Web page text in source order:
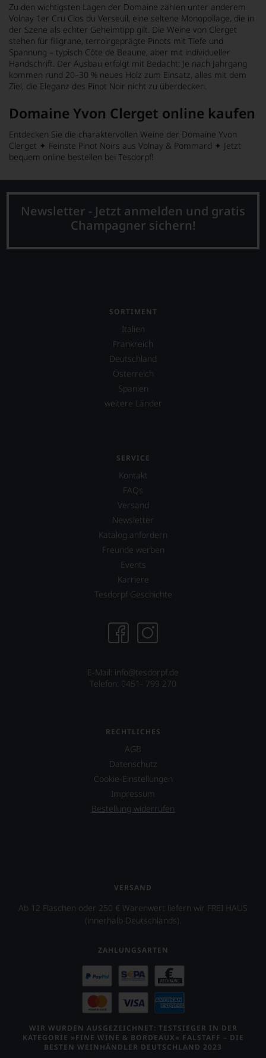
Zu den wichtigsten Lagen der Domaine zählen unter anderem
Volnay 1er Cru Clos du Verseuil , eine seltene Monopollage, die in
der Szene als echter Geheimtipp gilt. Die Weine von Clerget
stehen für filigrane, terroirgeprägte Pinots mit Tiefe und
Spannung – typisch Côte de Beaune, aber mit individueller
Handschrift. Der Ausbau erfolgt mit Bedacht: Je nach Jahrgang
kommen rund 20–30 % neues Holz zum Einsatz, alles mit dem
Ziel, die Eleganz des Pinot Noir nicht zu überdecken.
Domaine Yvon Clerget online kaufen
Entdecken Sie die charaktervollen Weine der Domaine Yvon
Clerget ✦ Feinste Pinot Noirs aus Volnay & Pommard ✦ Jetzt
bequem online bestellen bei Tesdorpf!
Newsletter - Jetzt anmelden und gratis
Champagner sichern!
SORTIMENT
Italien
Frankreich
Deutschland
Österreich
Spanien
weitere Länder
SERVICE
Kontakt
FAQs
Versand
Newsletter
Katalog anfordern
Freunde werben
Events
Karriere
Tesdorpf Geschichte
E-Mail: info@tesdorpf.de
Telefon: 0451- 799 270
RECHTLICHES
AGB
Datenschutz
Cookie-Einstellungen
Impressum
Bestellung widerrufen
VERSAND
Ab 12 Flaschen oder 250 € Warenwert liefern wir FREI HAUS
(innerhalb Deutschlands).
ZAHLUNGSARTEN
WIR WURDEN AUSGEZEICHNET: TESTSIEGER IN DER
KATEGORIE »FINE WINE & BORDEAUX« FALSTAFF – DIE
BESTEN WEINHÄNDLER DEUTSCHLAND 2023